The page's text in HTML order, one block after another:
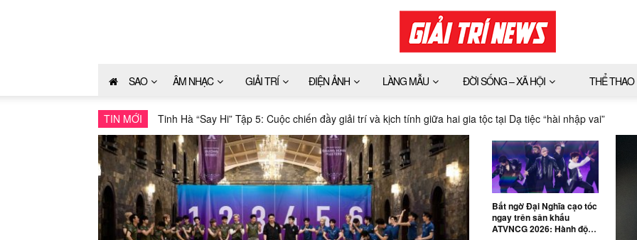
SAO ÂM NHẠC GIẢI TRÍ ĐIỆN ẢNH LÀNG MẪU ĐỜI SỐNG – XÃ HỘI THỂ THAO
TIN MỚI Tinh Hà “Say Hi” Tập 5: Cuộc chiến đầy giải trí và kịch tính giữa hai gia tộc tại Dạ tiệc “hài nhập vai”
Bất ngờ Đại Nghĩa cạo tóc
ngay trên sân khấu
ATVNCG 2026: Hành động